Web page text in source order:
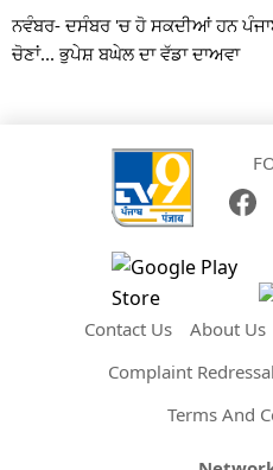
ਨਵੰਬਰ- ਦਸੰਬਰ 'ਚ ਹੋ ਸਕਦੀਆਂ ਹਨ
ਚੋਣਾਂ... ਭੁਪੇਸ਼ ਬਘੇਲ ਦਾ ਵੱਡਾ ਦਾਅਵਾ
Contact Us About Us
Complaint Redressal
Terms And